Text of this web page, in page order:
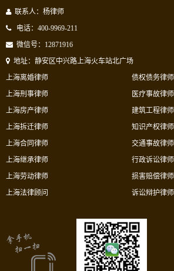
联系人：杨律师
电话：400-9969-211
微信号：12871916
地址：静安区中兴路上海火车站北广场
上海离婚律师
上海刑事律师
上海房产律师
上海拆迁律师
债权债务律师
医疗事故律师
建筑工程律师
知识产权律师
上海合同律师
上海继承律师
上海劳动律师
上海法律顾问
交通事故律师
行政诉讼律师
损害赔偿律师
诉讼辩护律师